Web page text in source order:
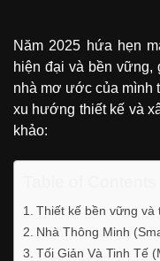
Năm 2025 hứa hẹn
hiện đại và bền vững,
nhà mơ ước của mình
xu hướng thiết kế và
khảo:
Thiết kế bền vững và
Nhà Thông Minh
Tối Giản Và Tinh Tế